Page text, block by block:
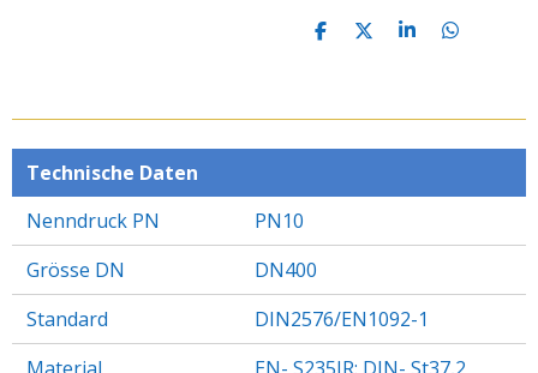
T
E
T
E
T
E
T
E
Technische Daten
Nenndruck PN
PN10
Grösse DN
DN400
Standard
DIN2576/EN1092-1